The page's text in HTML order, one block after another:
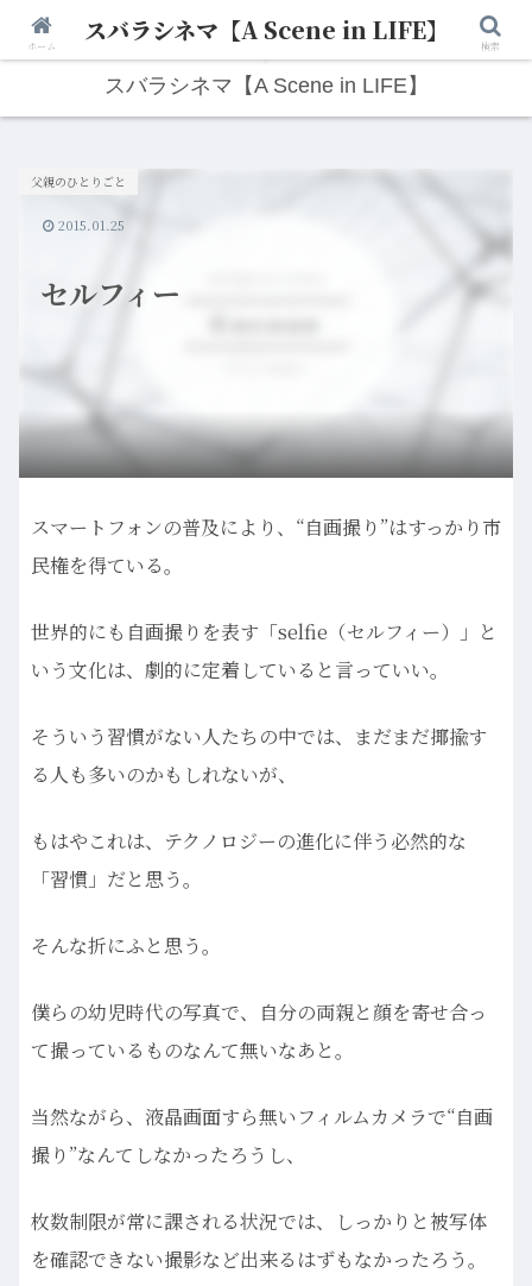
人生は“ひとりごと”から始まる。映画と写真と日々のこと。
スバラシネマ【A Scene in LIFE】
セルフィー
父親のひとりごと
2015.01.25
スマートフォンの普及により、“自画撮り”はすっかり市
民権を得ている。
世界的にも自画撮りを表す「selfie（セルフィー）」と
いう文化は、劇的に定着していると言っていい。
そういう習慣がない人たちの中では、まだまだ揶揄す
る人も多いのかもしれないが、
もはやこれは、テクノロジーの進化に伴う必然的な
「習慣」だと思う。
そんな折にふと思う。
僕らの幼児時代の写真で、自分の両親と顔を寄せ合っ
て撮っているものなんて無いなあと。
当然ながら、液晶画面すら無いフィルムカメラで“自画
撮り”なんてしなかったろうし、
枚数制限が常に課される状況では、しっかりと被写体
を確認できない撮影など出来るはずもなかったろう。
ホーム スバラシネマ【A Scene in LIFE】 検索